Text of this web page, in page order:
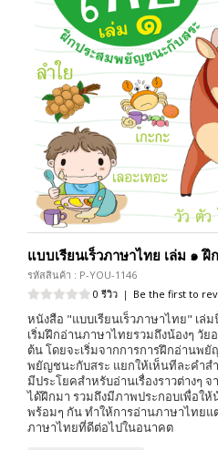
แบบเรียนเร็วภาษาไทย เล่ม ๑
รหัสสินค้า : P-YOU-1146
0 รีวิว | Be the first to
หนังสือ "แบบเรียนเร็วภาษาไทย" เล่
เริ่มฝึกอ่านภาษาไทยรวมถึงน้องๆ วั
ต้น โดยจะเริ่มจากการการฝึกอ่านพ
พยัญชนะกับสระ แยกให้เห็นทีละคำส
มีประโยคสำหรับอ่านเรื่องราวต่างๆ
ได้ฝึกมา รวมถึงมีภาพประกอบเพื่อให้
พร้อมๆ กัน ทำให้การอ่านภาษาไทย
ภาษาไทยที่ดีต่อไปในอนาคต